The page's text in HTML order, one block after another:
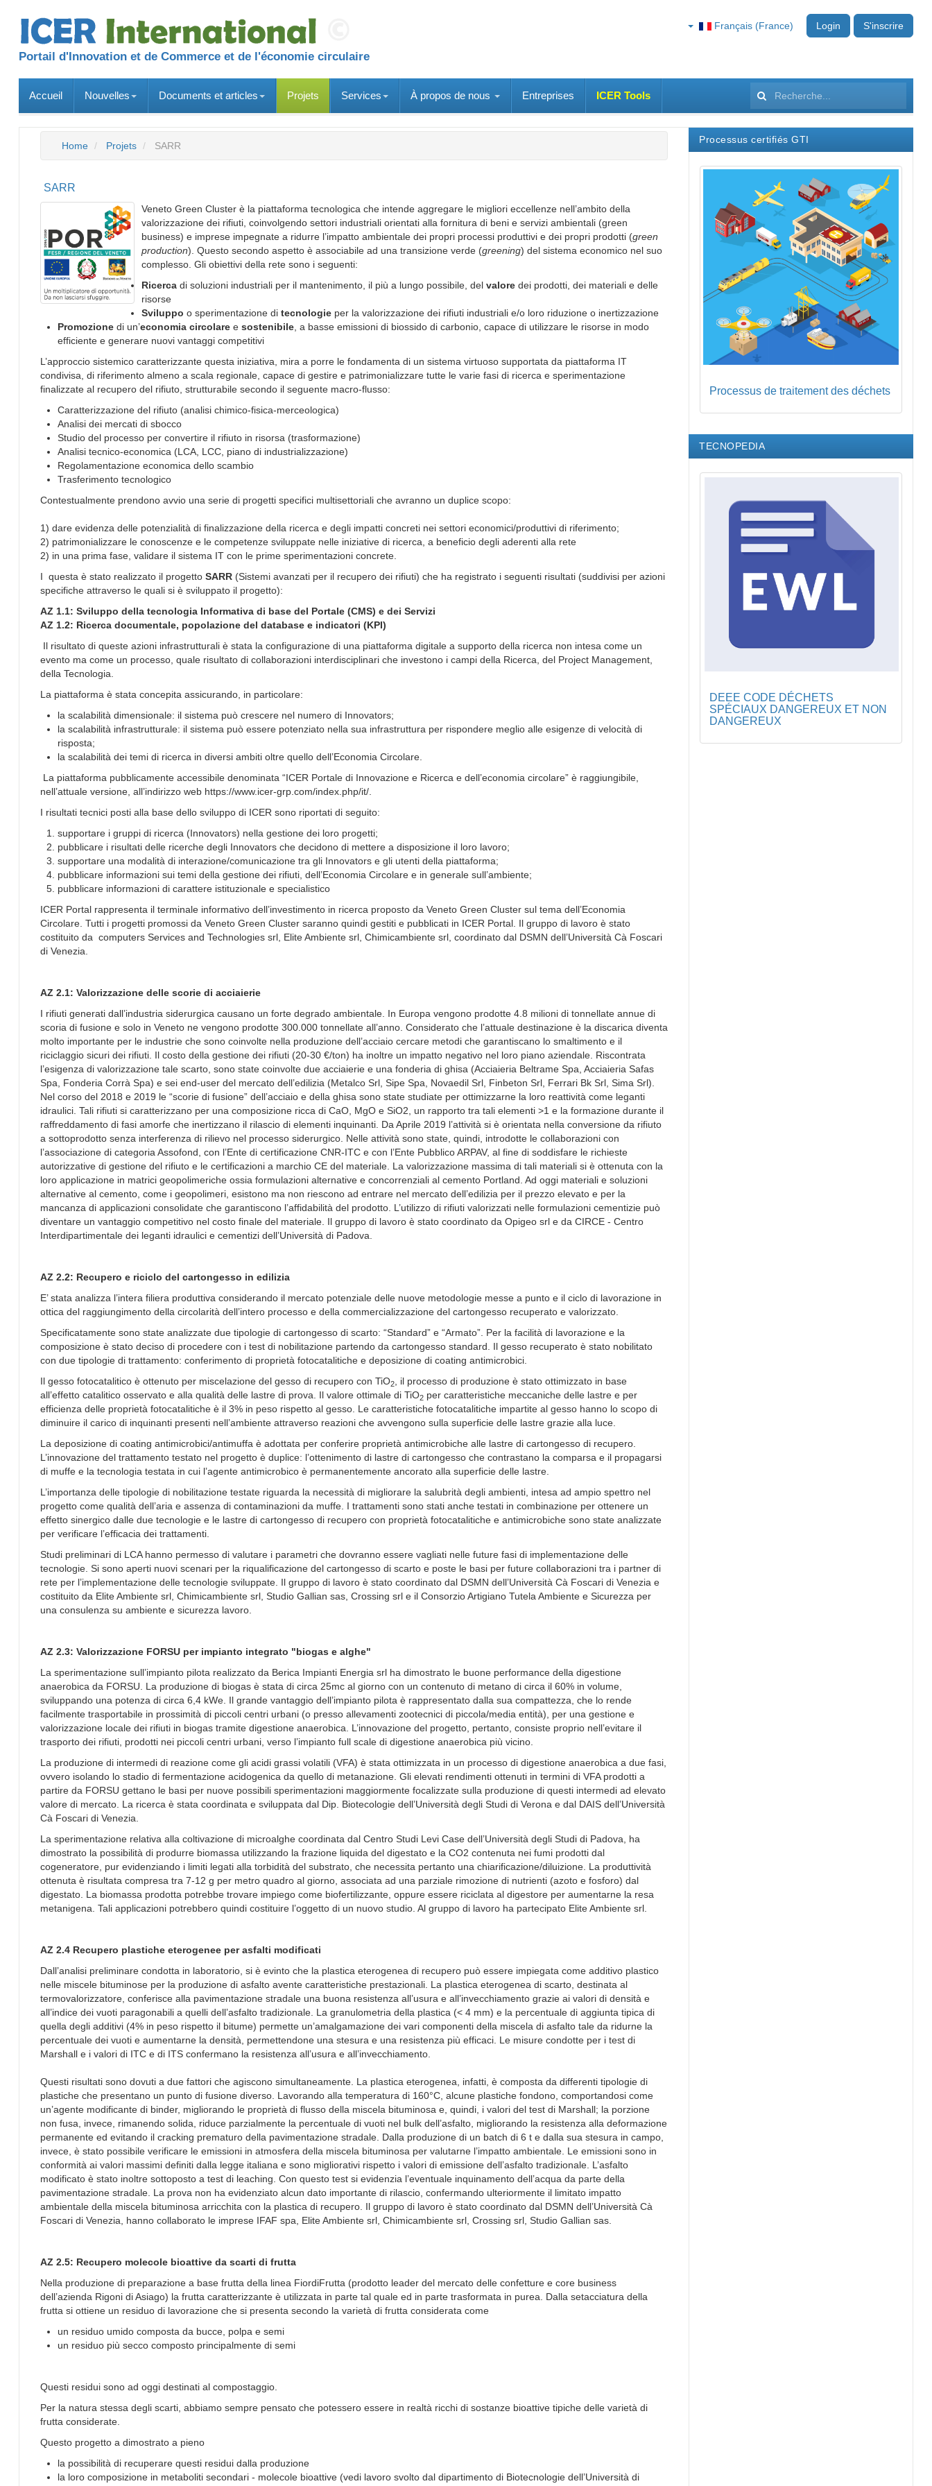
Portail d'Innovation et de Commerce et de l'économie circulaire
S'inscrire
Login
Français (France)
Accueil Nouvelles Documents et articles Projets Services À propos de nous Entreprises ICER Tools Rechercher
Home Projets SARR
SARR
Veneto Green Cluster è la piattaforma tecnologica che intende aggregare le migliori eccellenze nell’ambito della
valorizzazione dei rifiuti, coinvolgendo settori industriali orientati alla fornitura di beni e servizi ambientali (green
business) e imprese impegnate a ridurre l’impatto ambientale dei propri processi produttivi e dei propri prodotti (green
production). Questo secondo aspetto è associabile ad una transizione verde (greening) del sistema economico nel suo
complesso. Gli obiettivi della rete sono i seguenti:
Ricercadi soluzioni industriali per il mantenimento, il più a lungo possibile, del valoredei prodotti, dei materiali e delle
risorse
Sviluppo o sperimentazione di tecnologieper la valorizzazione dei rifiuti industriali e/o loro riduzione o inertizzazione
Promozione di un’economia circolare e sostenibile , a basse emissioni di biossido di carbonio, capace di utilizzare le risorse in modo
efficiente e generare nuovi vantaggi competitivi
L’approccio sistemico caratterizzante questa iniziativa, mira a porre le fondamenta di un sistema virtuoso supportata da piattaforma IT
condivisa, di riferimento almeno a scala regionale, capace di gestire e patrimonializzare tutte le varie fasi di ricerca e sperimentazione
finalizzate al recupero del rifiuto, strutturabile secondo il seguente macro-flusso:
Caratterizzazione del rifiuto (analisi chimico-fisica-merceologica)
Analisi dei mercati di sbocco
Studio del processo per convertire il rifiuto in risorsa (trasformazione)
Analisi tecnico-economica (LCA, LCC, piano di industrializzazione)
Regolamentazione economica dello scambio
Trasferimento tecnologico
Contestualmente prendono avvio una serie di progetti specifici multisettoriali che avranno un duplice scopo:
1) dare evidenza delle potenzialità di finalizzazione della ricerca e degli impatti concreti nei settori economici/produttivi di riferimento;
2) patrimonializzare le conoscenze e le competenze sviluppate nelle iniziative di ricerca, a beneficio degli aderenti alla rete
2) in una prima fase, validare il sistema IT con le prime sperimentazioni concrete.
I questa è stato realizzato il progetto SARR (Sistemi avanzati per il recupero dei rifiuti) che ha registrato i seguenti risultati (suddivisi per azioni
specifiche attraverso le quali si è sviluppato il progetto):
AZ 1.1: Sviluppo della tecnologia Informativa di base del Portale (CMS) e dei Servizi
AZ 1.2: Ricerca documentale, popolazione del database e indicatori (KPI)
Il risultato di queste azioni infrastrutturali è stata la configurazione di una piattaforma digitale a supporto della ricerca non intesa come un
evento ma come un processo, quale risultato di collaborazioni interdisciplinari che investono i campi della Ricerca, del Project Management,
della Tecnologia.
La piattaforma è stata concepita assicurando, in particolare:
la scalabilità dimensionale: il sistema può crescere nel numero di Innovators;
la scalabilità infrastrutturale: il sistema può essere potenziato nella sua infrastruttura per rispondere meglio alle esigenze di velocità di
risposta;
la scalabilità dei temi di ricerca in diversi ambiti oltre quello dell’Economia Circolare.
La piattaforma pubblicamente accessibile denominata “ICER Portale di Innovazione e Ricerca e dell’economia circolare” è raggiungibile,
nell’attuale versione, all’indirizzo web https://www.icer-grp.com/index.php/it/.
I risultati tecnici posti alla base dello sviluppo di ICER sono riportati di seguito:
supportare i gruppi di ricerca (Innovators) nella gestione dei loro progetti;
pubblicare i risultati delle ricerche degli Innovators che decidono di mettere a disposizione il loro lavoro;
supportare una modalità di interazione/comunicazione tra gli Innovators e gli utenti della piattaforma;
pubblicare informazioni sui temi della gestione dei rifiuti, dell’Economia Circolare e in generale sull’ambiente;
pubblicare informazioni di carattere istituzionale e specialistico
ICER Portal rappresenta il terminale informativo dell’investimento in ricerca proposto da Veneto Green Cluster sul tema dell’Economia
Circolare. Tutti i progetti promossi da Veneto Green Cluster saranno quindi gestiti e pubblicati in ICER Portal. Il gruppo di lavoro è stato
costituito da computers Services and Technologies srl, Elite Ambiente srl, Chimicambiente srl, coordinato dal DSMN dell’Università Cà Foscari
di Venezia.
AZ 2.1: Valorizzazione delle scorie di acciaierie
I rifiuti generati dall’industria siderurgica causano un forte degrado ambientale. In Europa vengono prodotte 4.8 milioni di tonnellate annue di
scoria di fusione e solo in Veneto ne vengono prodotte 300.000 tonnellate all’anno. Considerato che l’attuale destinazione è la discarica diventa
molto importante per le industrie che sono coinvolte nella produzione dell’acciaio cercare metodi che garantiscano lo smaltimento e il
riciclaggio sicuri dei rifiuti. Il costo della gestione dei rifiuti (20-30 €/ton) ha inoltre un impatto negativo nel loro piano aziendale. Riscontrata
l’esigenza di valorizzazione tale scarto, sono state coinvolte due acciaierie e una fonderia di ghisa (Acciaieria Beltrame Spa, Acciaieria Safas
Spa, Fonderia Corrà Spa) e sei end-user del mercato dell’edilizia (Metalco Srl, Sipe Spa, Novaedil Srl, Finbeton Srl, Ferrari Bk Srl, Sima Srl).
Nel corso del 2018 e 2019 le “scorie di fusione” dell’acciaio e della ghisa sono state studiate per ottimizzarne la loro reattività come leganti
idraulici. Tali rifiuti si caratterizzano per una composizione ricca di CaO, MgO e SiO2, un rapporto tra tali elementi >1 e la formazione durante il
raffreddamento di fasi amorfe che inertizzano il rilascio di elementi inquinanti. Da Aprile 2019 l’attività si è orientata nella conversione da rifiuto
a sottoprodotto senza interferenza di rilievo nel processo siderurgico. Nelle attività sono state, quindi, introdotte le collaborazioni con
l’associazione di categoria Assofond, con l’Ente di certificazione CNR-ITC e con l’Ente Pubblico ARPAV, al fine di soddisfare le richieste
autorizzative di gestione del rifiuto e le certificazioni a marchio CE del materiale. La valorizzazione massima di tali materiali si è ottenuta con la
loro applicazione in matrici geopolimeriche ossia formulazioni alternative e concorrenziali al cemento Portland. Ad oggi materiali e soluzioni
alternative al cemento, come i geopolimeri, esistono ma non riescono ad entrare nel mercato dell’edilizia per il prezzo elevato e per la
mancanza di applicazioni consolidate che garantiscono l’affidabilità del prodotto. L’utilizzo di rifiuti valorizzati nelle formulazioni cementizie può
diventare un vantaggio competitivo nel costo finale del materiale. Il gruppo di lavoro è stato coordinato da Opigeo srl e da CIRCE - Centro
Interdipartimentale dei leganti idraulici e cementizi dell’Università di Padova.
AZ 2.2: Recupero e riciclo del cartongesso in edilizia
E’ stata analizza l’intera filiera produttiva considerando il mercato potenziale delle nuove metodologie messe a punto e il ciclo di lavorazione in
ottica del raggiungimento della circolarità dell’intero processo e della commercializzazione del cartongesso recuperato e valorizzato.
Specificatamente sono state analizzate due tipologie di cartongesso di scarto: “Standard” e “Armato”. Per la facilità di lavorazione e la
composizione è stato deciso di procedere con i test di nobilitazione partendo da cartongesso standard. Il gesso recuperato è stato nobilitato
con due tipologie di trattamento: conferimento di proprietà fotocatalitiche e deposizione di coating antimicrobici.
Il gesso fotocatalitico è ottenuto per miscelazione del gesso di recupero con TiO2
, il processo di produzione è stato ottimizzato in base
all’effetto catalitico osservato e alla qualità delle lastre di prova. Il valore ottimale di TiO2 per caratteristiche meccaniche delle lastre e per
efficienza delle proprietà fotocatalitiche è il 3% in peso rispetto al gesso. Le caratteristiche fotocatalitiche impartite al gesso hanno lo scopo di
diminuire il carico di inquinanti presenti nell’ambiente attraverso reazioni che avvengono sulla superficie delle lastre grazie alla luce.
La deposizione di coating antimicrobici/antimuffa è adottata per conferire proprietà antimicrobiche alle lastre di cartongesso di recupero.
L’innovazione del trattamento testato nel progetto è duplice: l’ottenimento di lastre di cartongesso che contrastano la comparsa e il propagarsi
di muffe e la tecnologia testata in cui l’agente antimicrobico è permanentemente ancorato alla superficie delle lastre.
L’importanza delle tipologie di nobilitazione testate riguarda la necessità di migliorare la salubrità degli ambienti, intesa ad ampio spettro nel
progetto come qualità dell’aria e assenza di contaminazioni da muffe. I trattamenti sono stati anche testati in combinazione per ottenere un
effetto sinergico dalle due tecnologie e le lastre di cartongesso di recupero con proprietà fotocatalitiche e antimicrobiche sono state analizzate
per verificare l’efficacia dei trattamenti.
Studi preliminari di LCA hanno permesso di valutare i parametri che dovranno essere vagliati nelle future fasi di implementazione delle
tecnologie. Si sono aperti nuovi scenari per la riqualificazione del cartongesso di scarto e poste le basi per future collaborazioni tra i partner di
rete per l’implementazione delle tecnologie sviluppate. Il gruppo di lavoro è stato coordinato dal DSMN dell’Università Cà Foscari di Venezia e
costituito da Elite Ambiente srl, Chimicambiente srl, Studio Gallian sas, Crossing srl e il Consorzio Artigiano Tutela Ambiente e Sicurezza per
una consulenza su ambiente e sicurezza lavoro.
AZ 2.3: Valorizzazione FORSU per impianto integrato "biogas e alghe"
La sperimentazione sull’impianto pilota realizzato da Berica Impianti Energia srl ha dimostrato le buone performance della digestione
anaerobica da FORSU. La produzione di biogas è stata di circa 25mc al giorno con un contenuto di metano di circa il 60% in volume,
sviluppando una potenza di circa 6,4 kWe. Il grande vantaggio dell’impianto pilota è rappresentato dalla sua compattezza, che lo rende
facilmente trasportabile in prossimità di piccoli centri urbani (o presso allevamenti zootecnici di piccola/media entità), per una gestione e
valorizzazione locale dei rifiuti in biogas tramite digestione anaerobica. L’innovazione del progetto, pertanto, consiste proprio nell’evitare il
trasporto dei rifiuti, prodotti nei piccoli centri urbani, verso l’impianto full scale di digestione anaerobica più vicino.
La produzione di intermedi di reazione come gli acidi grassi volatili (VFA) è stata ottimizzata in un processo di digestione anaerobica a due fasi,
ovvero isolando lo stadio di fermentazione acidogenica da quello di metanazione. Gli elevati rendimenti ottenuti in termini di VFA prodotti a
partire da FORSU gettano le basi per nuove possibili sperimentazioni maggiormente focalizzate sulla produzione di questi intermedi ad elevato
valore di mercato. La ricerca è stata coordinata e sviluppata dal Dip. Biotecologie dell’Università degli Studi di Verona e dal DAIS dell’Università
Cà Foscari di Venezia.
La sperimentazione relativa alla coltivazione di microalghe coordinata dal Centro Studi Levi Case dell’Università degli Studi di Padova, ha
dimostrato la possibilità di produrre biomassa utilizzando la frazione liquida del digestato e la CO2 contenuta nei fumi prodotti dal
cogeneratore, pur evidenziando i limiti legati alla torbidità del substrato, che necessita pertanto una chiarificazione/diluizione. La produttività
ottenuta è risultata compresa tra 7-12 g per metro quadro al giorno, associata ad una parziale rimozione di nutrienti (azoto e fosforo) dal
digestato. La biomassa prodotta potrebbe trovare impiego come biofertilizzante, oppure essere riciclata al digestore per aumentarne la resa
metanigena. Tali applicazioni potrebbero quindi costituire l’oggetto di un nuovo studio. Al gruppo di lavoro ha partecipato Elite Ambiente srl.
AZ 2.4 Recupero plastiche eterogenee per asfalti modificati
Dall’analisi preliminare condotta in laboratorio, si è evinto che la plastica eterogenea di recupero può essere impiegata come additivo plastico
nelle miscele bituminose per la produzione di asfalto avente caratteristiche prestazionali. La plastica eterogenea di scarto, destinata al
termovalorizzatore, conferisce alla pavimentazione stradale una buona resistenza all’usura e all’invecchiamento grazie ai valori di densità e
all’indice dei vuoti paragonabili a quelli dell’asfalto tradizionale. La granulometria della plastica (< 4 mm) e la percentuale di aggiunta tipica di
quella degli additivi (4% in peso rispetto il bitume) permette un’amalgamazione dei vari componenti della miscela di asfalto tale da ridurne la
percentuale dei vuoti e aumentarne la densità, permettendone una stesura e una resistenza più efficaci. Le misure condotte per i test di
Marshall e i valori di ITC e di ITS confermano la resistenza all’usura e all’invecchiamento.
Questi risultati sono dovuti a due fattori che agiscono simultaneamente. La plastica eterogenea, infatti, è composta da differenti tipologie di
plastiche che presentano un punto di fusione diverso. Lavorando alla temperatura di 160°C, alcune plastiche fondono, comportandosi come
un’agente modificante di binder, migliorando le proprietà di flusso della miscela bituminosa e, quindi, i valori del test di Marshall; la porzione
non fusa, invece, rimanendo solida, riduce parzialmente la percentuale di vuoti nel bulk dell’asfalto, migliorando la resistenza alla deformazione
permanente ed evitando il cracking prematuro della pavimentazione stradale. Dalla produzione di un batch di 6 t e dalla sua stesura in campo,
invece, è stato possibile verificare le emissioni in atmosfera della miscela bituminosa per valutarne l’impatto ambientale. Le emissioni sono in
conformità ai valori massimi definiti dalla legge italiana e sono migliorativi rispetto i valori di emissione dell’asfalto tradizionale. L’asfalto
modificato è stato inoltre sottoposto a test di leaching. Con questo test si evidenzia l’eventuale inquinamento dell’acqua da parte della
pavimentazione stradale. La prova non ha evidenziato alcun dato importante di rilascio, confermando ulteriormente il limitato impatto
ambientale della miscela bituminosa arricchita con la plastica di recupero. Il gruppo di lavoro è stato coordinato dal DSMN dell’Università Cà
Foscari di Venezia, hanno collaborato le imprese IFAF spa, Elite Ambiente srl, Chimicambiente srl, Crossing srl, Studio Gallian sas.
AZ 2.5: Recupero molecole bioattive da scarti di frutta
Nella produzione di preparazione a base frutta della linea FiordiFrutta (prodotto leader del mercato delle confetture e core business
dell’azienda Rigoni di Asiago) la frutta caratterizzante è utilizzata in parte tal quale ed in parte trasformata in purea. Dalla setacciatura della
frutta si ottiene un residuo di lavorazione che si presenta secondo la varietà di frutta considerata come
un residuo umido composta da bucce, polpa e semi
un residuo più secco composto principalmente di semi
Questi residui sono ad oggi destinati al compostaggio.
Per la natura stessa degli scarti, abbiamo sempre pensato che potessero essere in realtà ricchi di sostanze bioattive tipiche delle varietà di
frutta considerate.
Questo progetto a dimostrato a pieno
la possibilità di recuperare questi residui dalla produzione
la loro composizione in metaboliti secondari - molecole bioattive (vedi lavoro svolto dal dipartimento di Biotecnologie dell’Università di
Processus certifiés GTI
Processus de traitement des déchets
TECNOPEDIA
DEEE CODE DÉCHETS
SPÉCIAUX DANGEREUX ET NON
DANGEREUX